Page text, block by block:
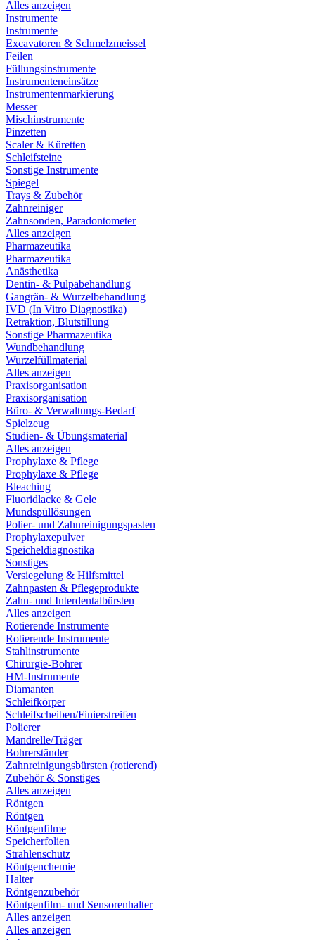
Alles anzeigen
Instrumente
Instrumente
Excavatoren & Schmelzmeissel
Feilen
Füllungsinstrumente
Instrumenteneinsätze
Instrumentenmarkierung
Messer
Mischinstrumente
Pinzetten
Scaler & Küretten
Schleifsteine
Sonstige Instrumente
Spiegel
Trays & Zubehör
Zahnreiniger
Zahnsonden, Paradontometer
Alles anzeigen
Pharmazeutika
Pharmazeutika
Anästhetika
Dentin- & Pulpabehandlung
Gangrän- & Wurzelbehandlung
IVD (In Vitro Diagnostika)
Retraktion, Blutstillung
Sonstige Pharmazeutika
Wundbehandlung
Wurzelfüllmaterial
Alles anzeigen
Praxisorganisation
Praxisorganisation
Büro- & Verwaltungs-Bedarf
Spielzeug
Studien- & Übungsmaterial
Alles anzeigen
Prophylaxe & Pflege
Prophylaxe & Pflege
Bleaching
Fluoridlacke & Gele
Mundspüllösungen
Polier- und Zahnreinigungspasten
Prophylaxepulver
Speicheldiagnostika
Sonstiges
Versiegelung & Hilfsmittel
Zahnpasten & Pflegeprodukte
Zahn- und Interdentalbürsten
Alles anzeigen
Rotierende Instrumente
Rotierende Instrumente
Stahlinstrumente
Chirurgie-Bohrer
HM-Instrumente
Diamanten
Schleifkörper
Schleifscheiben/Finierstreifen
Polierer
Mandrelle/Träger
Bohrerständer
Zahnreinigungsbürsten (rotierend)
Zubehör & Sonstiges
Alles anzeigen
Röntgen
Röntgen
Röntgenfilme
Speicherfolien
Strahlenschutz
Röntgenchemie
Halter
Röntgenzubehör
Röntgenfilm- und Sensorenhalter
Alles anzeigen
Alles anzeigen